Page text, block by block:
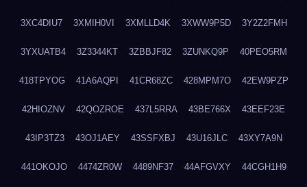
3XC4DIU7 3XMIH0VI 3XMLLD4K 3XWW9P5D 3Y2Z2FMH
3YXUATB4 3Z3344KT 3ZBBJF82 3ZUNKQ9P 40PEO5RM
418TPYOG 41A6AQPI 41CR68ZC 428MPM7O 42EW9PZP
42HIOZNV 42QOZROE 437L5RRA 43BE766X 43EEF23E
43IP3TZ3 43OJ1AEY 43SSFXBJ 43U16JLC 43XY7A9N
441OKOJO 4474ZR0W 4489NF37 44AFGVXY 44CGH1H9